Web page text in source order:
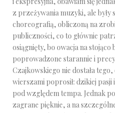
z przeżywania muzyki, ale były
choreografią, obliczoną na
publiczności, co to głównie
osiągnięty, bo owacja na stojąco
poprowadzone starannie i
Czajkowskiego nie dostała
wierszami poprosił: dzikiej pasji
pod względem tempa. Jednak
zagrane pięknie, a na